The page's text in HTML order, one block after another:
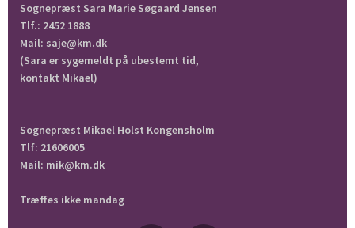
Sognepræst Sara Marie Søgaard Jensen
Tlf.: 2452 1888
Mail: saje@km.dk
(Sara er sygemeldt på ubestemt tid,
kontakt Mikael)
Sognepræst Mikael Holst Kongensholm
Tlf: 21606005
Mail: mik@km.dk
Træffes ikke mandag